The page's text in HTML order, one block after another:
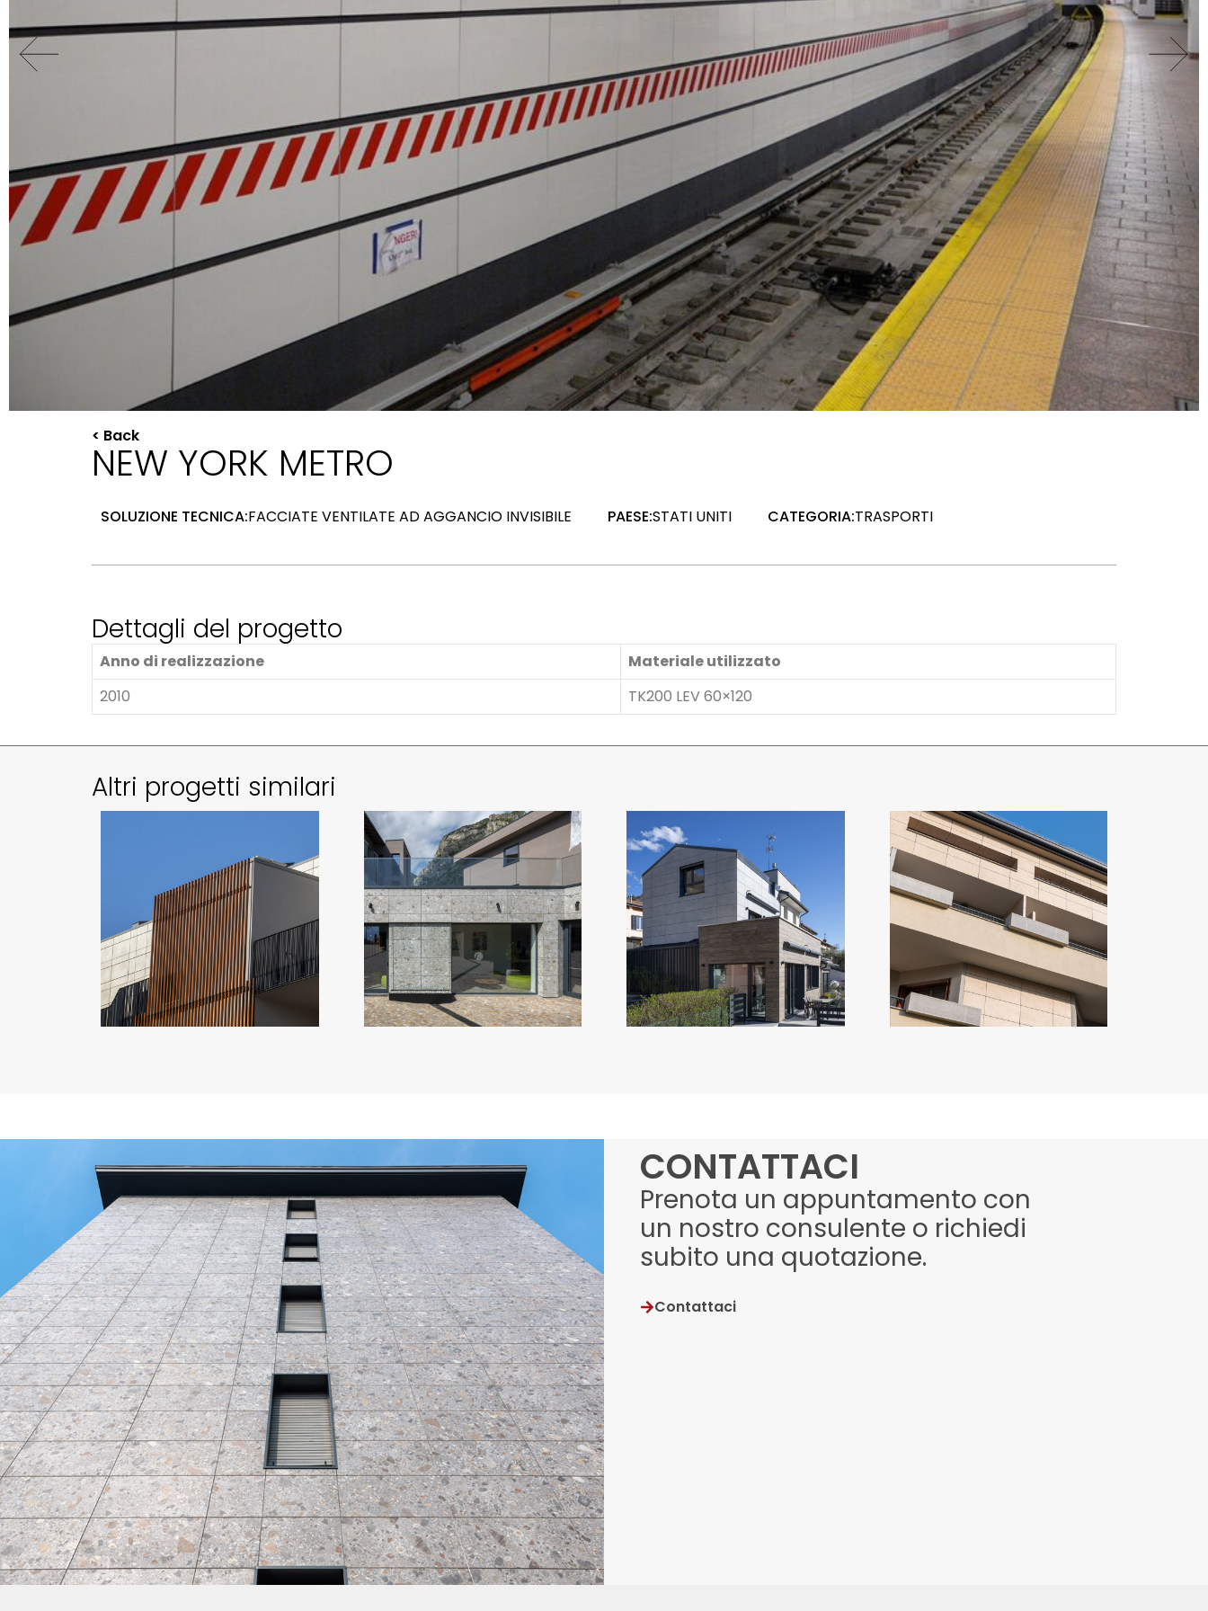
< Back
NEW YORK METRO
SOLUZIONE TECNICA:FACCIATE VENTILATE AD AGGANCIO INVISIBILE PAESE:STATI UNITI CATEGORIA:TRASPORTI
Dettagli del progetto
Anno di realizzazione
Materiale utilizzato
2010
TK200 LEV 60×120
Altri progetti similari
RESIDENZA A
MILANO VIA
VERONA
Italia
HOTEL ROYAL
VILLAGE
Italia
VILLA PRIVATA A
LECCO
Italia
ASSAGO GREEN
VILLAGE
Italia
CONTATTACI
Prenota un appuntamento con
un nostro consulente o richiedi
subito una quotazione.
Contattaci